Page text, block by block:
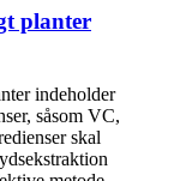
planter
indeholder
såsom VC,
skal